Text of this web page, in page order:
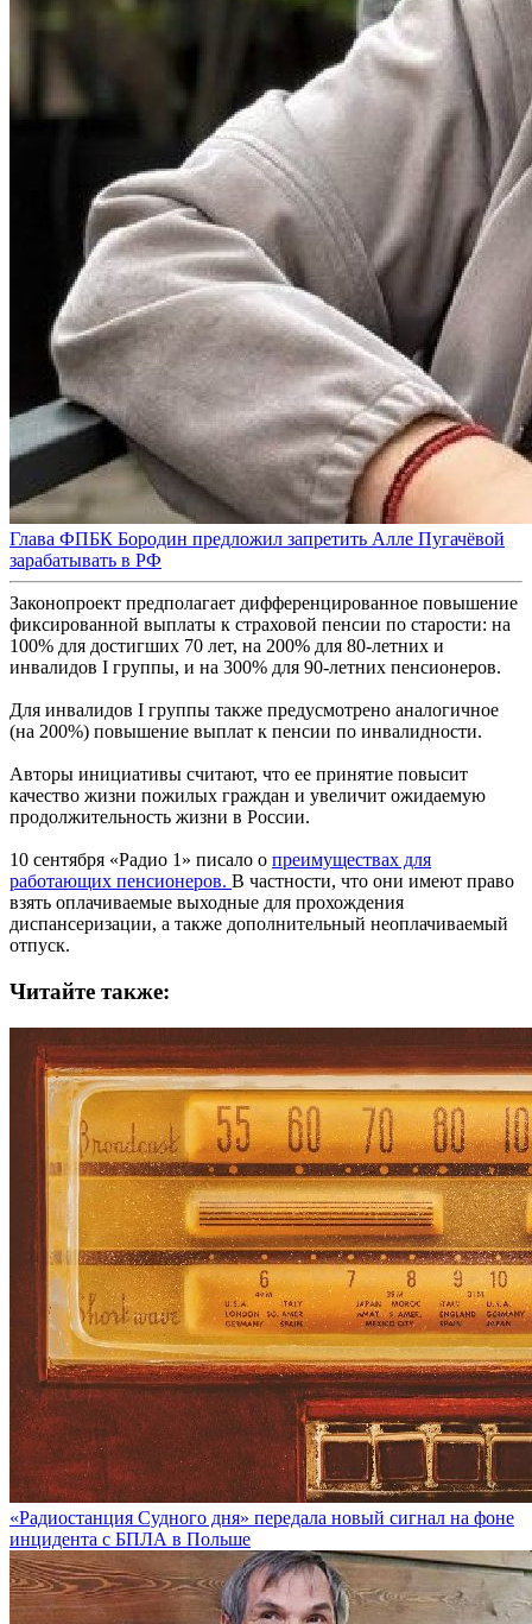
Глава ФПБК Бородин предложил запретить Алле Пугачёвой
зарабатывать в РФ
Законопроект предполагает дифференцированное повышение
фиксированной выплаты к страховой пенсии по старости: на
100% для достигших 70 лет, на 200% для 80-летних и
инвалидов I группы, и на 300% для 90-летних пенсионеров.
Для инвалидов I группы также предусмотрено аналогичное
(на 200%) повышение выплат к пенсии по инвалидности.
Авторы инициативы считают, что ее принятие повысит
качество жизни пожилых граждан и увеличит ожидаемую
продолжительность жизни в России.
10 сентября «Радио 1» писало о преимуществах для
работающих пенсионеров. В частности, что они имеют право
взять оплачиваемые выходные для прохождения
диспансеризации, а также дополнительный неоплачиваемый
отпуск.
Читайте также:
«Радиостанция Судного дня» передала новый сигнал на фоне
инцидента с БПЛА в Польше